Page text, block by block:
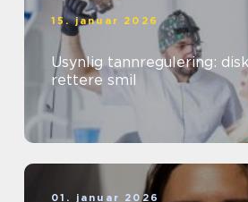
15. januar 2026
Usynlig tannregulering:
rettere smil
01. januar 2026